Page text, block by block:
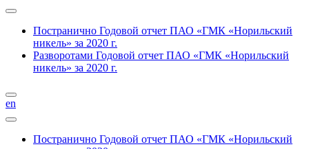
Постранично Годовой отчет ПАО «ГМК «Норильский
никель» за 2020 г.
Разворотами Годовой отчет ПАО «ГМК «Норильский
никель» за 2020 г.
en
Постранично Годовой отчет ПАО «ГМК «Норильский